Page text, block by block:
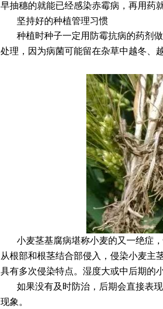
早抽穗的就能已经感染赤霉病，再用药
坚持好的种植管理习惯
种植时种子一定用防霉抗病的药剂
处理，因为病菌可能留在杂草中越冬、
小麦茎基腐病堪称小麦的又一绝症
从根部和根茎结合部侵入，侵染小麦主
具有多次侵染特点。湿度大或中后期的
如果没有及时防治，后期会直接表
现象。